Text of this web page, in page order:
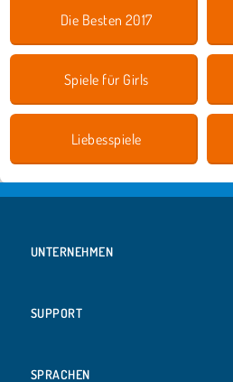
Die Besten 2017
Spiele für Girls
Liebesspiele
UNTERNEHMEN
SUPPORT
SPRACHEN